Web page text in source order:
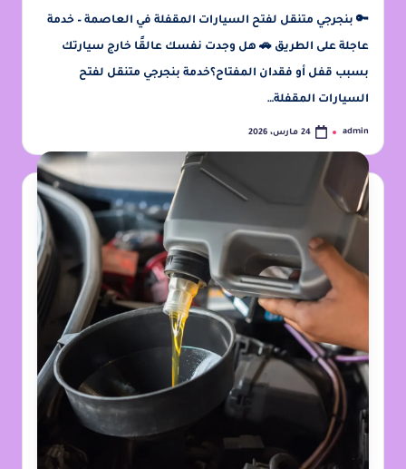
🔑 بنجرجي متنقل لفتح السيارات المقفلة في العاصمة – خدمة
عاجلة على الطريق 🚗 هل وجدت نفسك عالقًا خارج سيارتك
بسبب قفل أو فقدان المفتاح؟خدمة بنجرجي متنقل لفتح
السيارات المقفلة…
admin 24 مارس، 2026